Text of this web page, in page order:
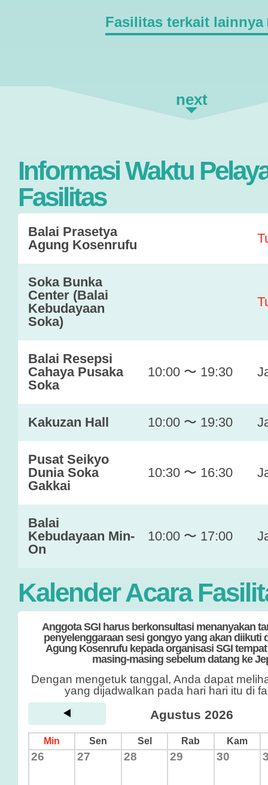
Fasilitas terkait lainnya
next
Informasi Waktu
Fasilitas
Balai Prasetya
Agung Kosenrufu
Soka Bunka
Center (Balai
Kebudayaan
Soka)
Balai Resepsi
Cahaya Pusaka
Soka
10:00 〜 19:30
Kakuzan Hall 10:00 〜 19:30
Pusat Seikyo
Dunia Soka
Gakkai
10:30 〜 16:30
Balai
Kebudayaan Min-
On
10:00 〜 17:00
Kalender Acara
Anggota SGI harus berkonsultasi menanyakan
penyelenggaraan sesi gongyo yang akan diikuti
Agung Kosenrufu kepada organisasi SGI
masing-masing sebelum datang ke
Dengan mengetuk tanggal, Anda dapat
yang dijadwalkan pada hari hari itu di
Agustus 2026
Min Sen Sel Rab Kam
26 27 28 29 30